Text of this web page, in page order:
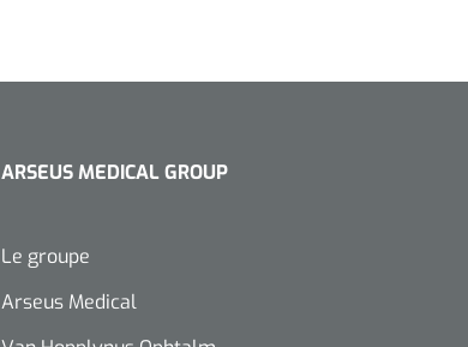
ARSEUS MEDICAL GROUP
Le groupe
Arseus Medical